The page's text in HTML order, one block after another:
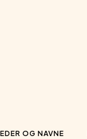
OG NAVNE